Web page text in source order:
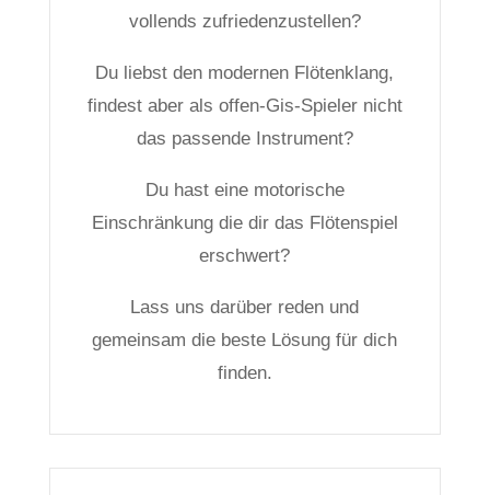
vollends zufriedenzustellen?
Du liebst den modernen Flötenklang,
findest aber als offen-Gis-Spieler nicht
das passende Instrument?
Du hast eine motorische
Einschränkung die dir das Flötenspiel
erschwert?
Lass uns darüber reden und
gemeinsam die beste Lösung für dich
finden.